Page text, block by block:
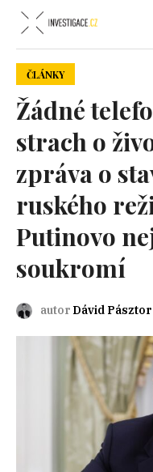
ČLÁNKY
Žádné
strach o
zpráva o
ruského
Putinovo
soukromí
autor Dávid Pásztor